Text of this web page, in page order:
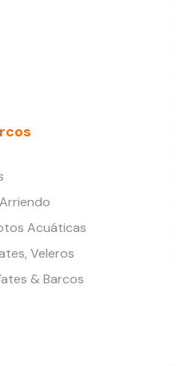
Acuáticas
Veleros
& Barcos